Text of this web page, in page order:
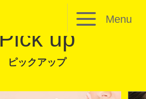
Menu
Pick up
ピックアップ